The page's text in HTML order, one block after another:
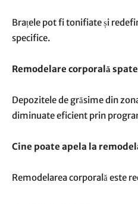
Brațele pot fi tonifiate și
specifice.
Remodelare corporală
Depozitele de grăsime din
diminuate eficient prin
Cine poate apela la
Remodelarea corporală este